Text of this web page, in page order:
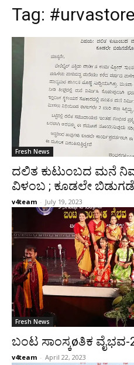
Tag: #urvastore
Fresh News
ದಲಿತ ಕುಟುಂಬದ ಮನೆ
ವಿಳಂಬ ; ಕೂಡಲೇ
v4team - July 19, 2023
Fresh News
ಬಂಟ ಸಾಂಸ್ಕøತಿಕ ವೈಭವ-
v4team - April 22, 2023